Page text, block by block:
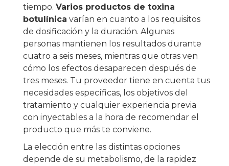
tiempo. Varios productos de toxina
botulínica varían en cuanto a los requisitos
de dosificación y la duración. Algunas
personas mantienen los resultados durante
cuatro a seis meses, mientras que otras ven
cómo los efectos desaparecen después de
tres meses. Tu proveedor tiene en cuenta tus
necesidades específicas, los objetivos del
tratamiento y cualquier experiencia previa
con inyectables a la hora de recomendar el
producto que más te conviene.
La elección entre las distintas opciones
depende de su metabolismo, de la rapidez